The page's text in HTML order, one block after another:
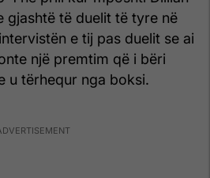
gjashtë të duelit të tyre në
e tij pas duelit se ai
një premtim që i bëri
u tërhequr nga boksi.